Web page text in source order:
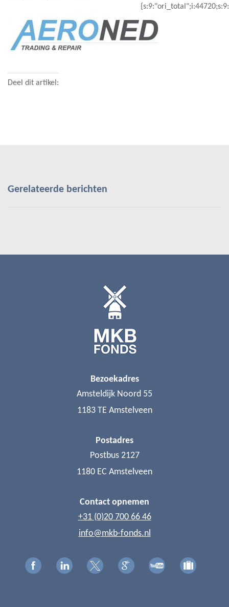
Deel dit artikel:
Gerelateerde berichten
Bezoekadres
Amsteldijk Noord 55
1183 TE Amstelveen
Postadres
Postbus 2127
1180 EC Amstelveen
Contact opnemen
+31 (0)20 700 66 46
info@mkb-fonds.nl